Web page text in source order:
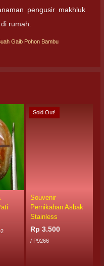
pengusir makhluk
rumah.
Gaib Pohon Bambu
Sold Out!
Souvenir
Pernikahan Asbak
Stainless
Rp 3.500
/ P9266